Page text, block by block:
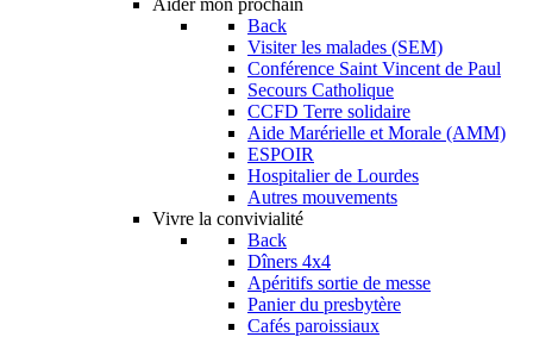
Aider mon prochain
Back
Visiter les malades (SEM)
Conférence Saint Vincent de Paul
Secours Catholique
CCFD Terre solidaire
Aide Marérielle et Morale (AMM)
ESPOIR
Hospitalier de Lourdes
Autres mouvements
Vivre la convivialité
Back
Dîners 4x4
Apéritifs sortie de messe
Panier du presbytère
Cafés paroissiaux